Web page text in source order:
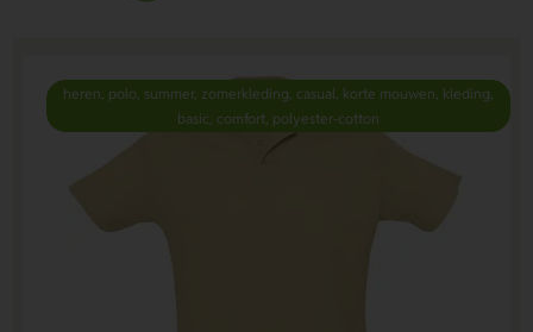
heren, polo, summer, zomerkleding, casual, korte mouwen, kleding,
basic, comfort, polyester-cotton